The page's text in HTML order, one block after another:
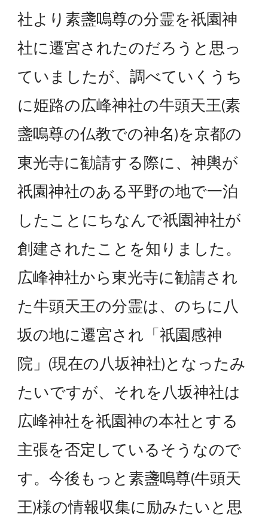
社より素盞嗚尊の分霊を祇園神
社に遷宮されたのだろうと思っ
ていましたが、調べていくうち
に姫路の広峰神社の牛頭天王(素
盞嗚尊の仏教での神名)を京都の
東光寺に勧請する際に、神輿が
祇園神社のある平野の地で一泊
したことにちなんで祇園神社が
創建されたことを知りました。
広峰神社から東光寺に勧請され
た牛頭天王の分霊は、のちに八
坂の地に遷宮され「祇園感神
院」(現在の八坂神社)となったみ
たいですが、それを八坂神社は
広峰神社を祇園神の本社とする
主張を否定しているそうなので
す。今後もっと素盞嗚尊(牛頭天
王)様の情報収集に励みたいと思